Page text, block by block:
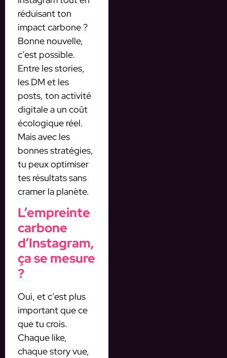
réduisant ton
impact carbone ?
Bonne nouvelle,
c’est possible.
Entre les stories,
les DM et les
posts, ton activité
digitale a un coût
écologique réel.
Mais avec les
bonnes stratégies,
tu peux optimiser
tes résultats sans
cramer la planète.
L’empreinte
carbone
d’Instagram,
ça se mesure
?
Oui, et c’est plus
important que ce
que tu crois.
Chaque like,
chaque story vue,